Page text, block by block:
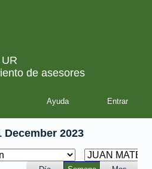
de asesores
Ayuda
December 2023